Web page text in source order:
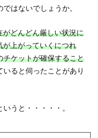
はないでしょうか。
どんどん厳しい状況に
上がっていくにつれ
チケットが確保すること
いると伺ったことがあり
うと・・・・・。